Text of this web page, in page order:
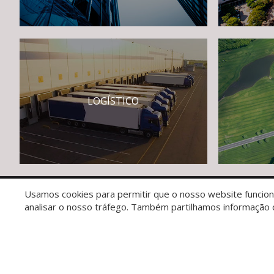
LOGÍSTICO
Sala Comercial Laje Corporativa Casa de alto padrão
Usamos cookies para permitir que o nosso website
analisar o nosso tráfego. Também partilhamos